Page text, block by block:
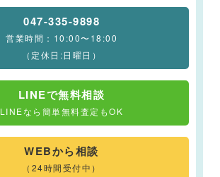
047-335-9898
営業時間：10:00〜18:00
（定休日:日曜日）
LINEで無料相談
LINEなら簡単無料査定もOK
WEBから相談
（24時間受付中）